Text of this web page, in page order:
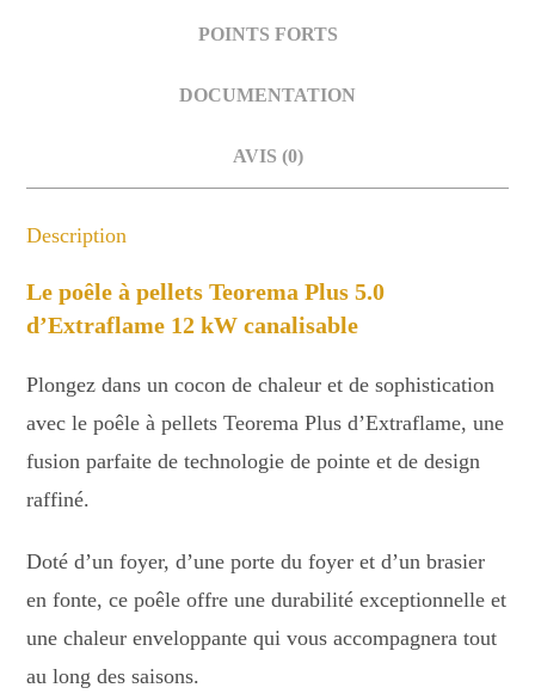
POINTS FORTS
DOCUMENTATION
AVIS (0)
Description
Le poêle à pellets Teorema Plus 5.0
d’Extraflame 12 kW canalisable
Plongez dans un cocon de chaleur et de sophistication
avec le poêle à pellets Teorema Plus d’Extraflame, une
fusion parfaite de technologie de pointe et de design
raffiné.
Doté d’un foyer, d’une porte du foyer et d’un brasier
en fonte, ce poêle offre une durabilité exceptionnelle et
une chaleur enveloppante qui vous accompagnera tout
au long des saisons.